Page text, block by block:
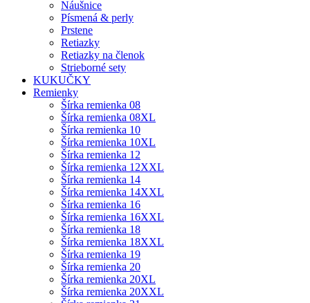
Náušnice
Písmená & perly
Prstene
Retiazky
Retiazky na členok
Strieborné sety
KUKUČKY
Remienky
Šírka remienka 08
Šírka remienka 08XL
Šírka remienka 10
Šírka remienka 10XL
Šírka remienka 12
Šírka remienka 12XXL
Šírka remienka 14
Šírka remienka 14XXL
Šírka remienka 16
Šírka remienka 16XXL
Šírka remienka 18
Šírka remienka 18XXL
Šírka remienka 19
Šírka remienka 20
Šírka remienka 20XL
Šírka remienka 20XXL